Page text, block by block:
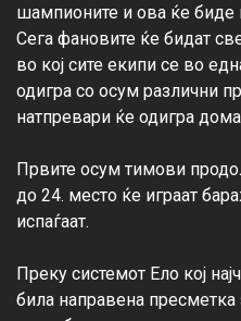
шампионите и ова ќе биде
Сега фановите ќе бидат
во кој сите екипи се во
одигра со осум различни
натпревари ќе одигра
Првите осум тимови
до 24. место ќе играат
испаѓаат.
Преку системот Ело кој
била направена пресметка